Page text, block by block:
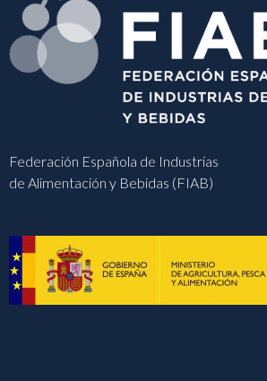
Federación Española de Industrias
de Alimentación y Bebidas (FIAB)